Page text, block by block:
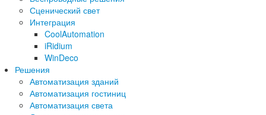
Сценический свет
Интеграция
CoolAutomation
iRidium
WinDeco
Решения
Автоматизация зданий
Автоматизация гостиниц
Автоматизация света